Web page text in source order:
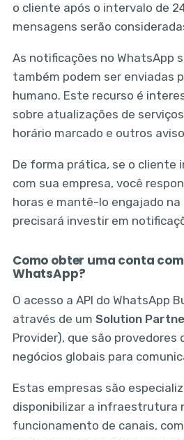
o cliente após o intervalo de
mensagens serão
As notificações no WhatsApp
também podem ser enviadas
humano. Este recurso é
sobre atualizações de
horário marcado e outros
De forma prática, se o cliente
com sua empresa, você
horas e mantê-lo engajado na
precisará investir em
Como obter uma conta
WhatsApp?
O acesso a API do WhatsApp
através de um Solution
Provider), que são provedores
negócios globais para
Estas empresas são
disponibilizar a infraestrutura
funcionamento de canais,